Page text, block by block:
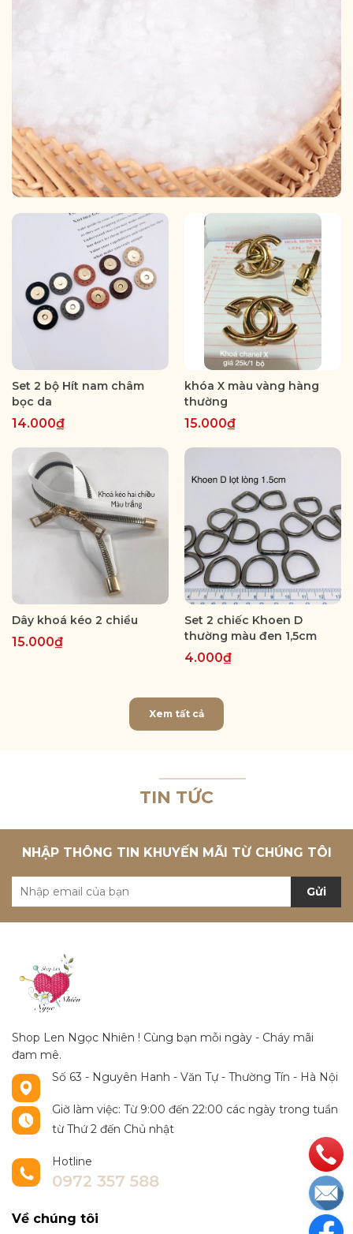
Set 2 bộ Hít nam châm
bọc da
14.000₫
khóa X màu vàng hàng
thường
15.000₫
Dây khoá kéo 2 chiều
15.000₫
Set 2 chiếc Khoen D
thường màu đen 1,5cm
4.000₫
Xem tất cả
TIN TỨC
NHẬP THÔNG TIN KHUYẾN MÃI TỪ CHÚNG TÔI
Gửi
Shop Len Ngọc Nhiên ! Cùng bạn mỗi ngày - Cháy mãi
đam mê.
Số 63 - Nguyên Hanh - Văn Tự - Thường Tín - Hà Nội
Giờ làm việc: Từ 9:00 đến 22:00 các ngày trong tuần
từ Thứ 2 đến Chủ nhật
Hotline
0972 357 588
Về chúng tôi